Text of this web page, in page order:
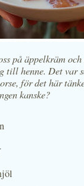
på äppelkräm
till henne. Det var
för det här
kanske?